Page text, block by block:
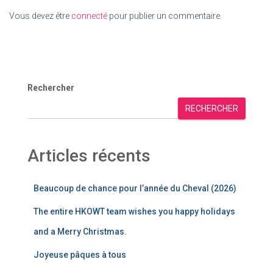
Vous devez être connecté pour publier un commentaire.
Rechercher
RECHERCHER
Articles récents
Beaucoup de chance pour l’année du Cheval (2026)
The entire HKOWT team wishes you happy holidays
and a Merry Christmas.
Joyeuse pâques à tous